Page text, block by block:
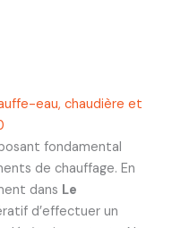
eau, chaudière et
fondamental
de chauffage. En
dans Le
d’effectuer un